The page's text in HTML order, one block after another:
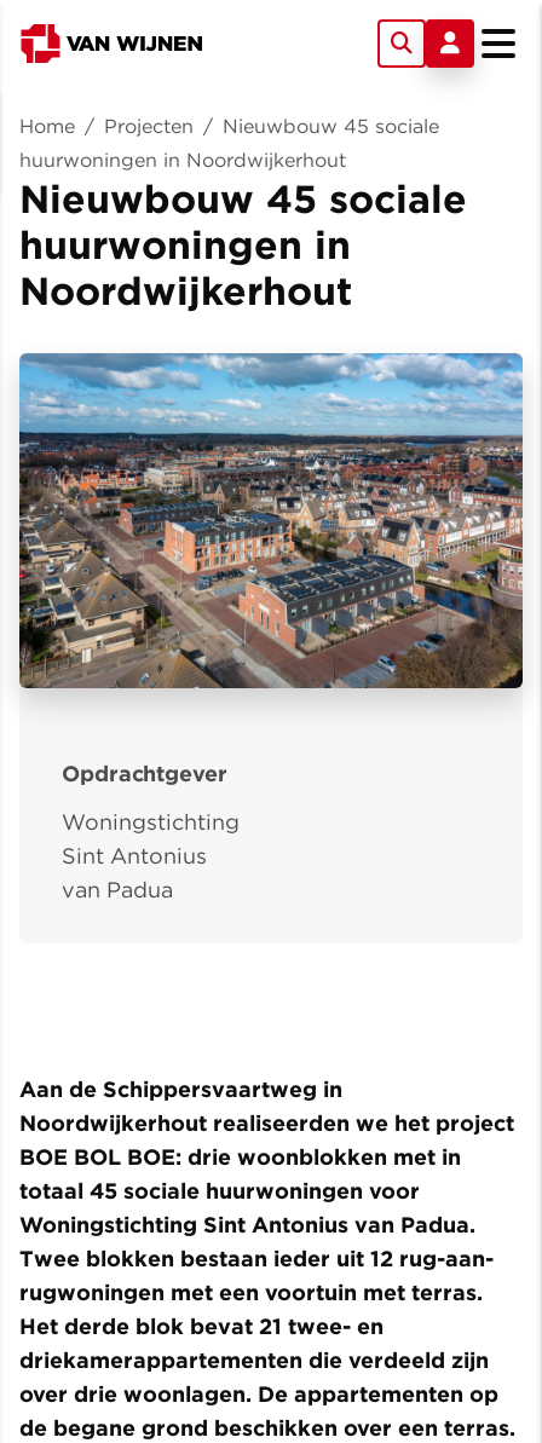
Home / Projecten / Nieuwbouw 45 sociale
huurwoningen in Noordwijkerhout
Nieuwbouw 45 sociale
huurwoningen in
Noordwijkerhout
Opdrachtgever
Woningstichting
Sint Antonius
van Padua
Aan de Schippersvaartweg in
Noordwijkerhout realiseerden we het project
BOE BOL BOE: drie woonblokken met in
totaal 45 sociale huurwoningen voor
Woningstichting Sint Antonius van Padua.
Twee blokken bestaan ieder uit 12 rug-aan-
rugwoningen met een voortuin met terras.
Het derde blok bevat 21 twee- en
driekamerappartementen die verdeeld zijn
over drie woonlagen. De appartementen op
de begane grond beschikken over een terras.